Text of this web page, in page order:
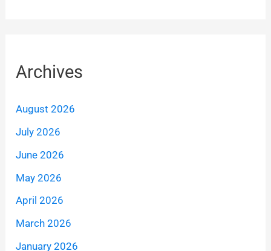
Archives
August 2026
July 2026
June 2026
May 2026
April 2026
March 2026
January 2026